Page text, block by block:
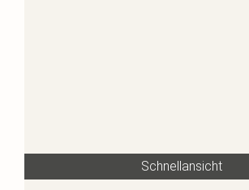
Schnellansicht